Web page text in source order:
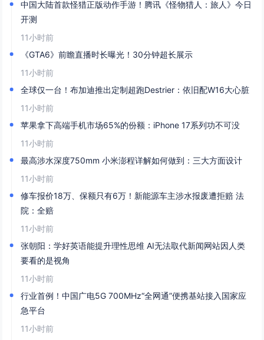
中国大陆首款怪猎正版动作手游！腾讯《怪物猎人：旅人》今日
开测
11小时前
《GTA6》前瞻直播时长曝光！30分钟超长展示
11小时前
全球仅一台！布加迪推出定制超跑Destrier：依旧配W16大心脏
11小时前
苹果拿下高端手机市场65%的份额：iPhone 17系列功不可没
11小时前
最高涉水深度750mm 小米澎程详解如何做到：三大方面设计
11小时前
修车报价18万、保额只有6万！新能源车主涉水报废遭拒赔 法
院：全赔
11小时前
张朝阳：学好英语能提升理性思维 AI无法取代新闻网站因人类
要看的是视角
11小时前
行业首例！中国广电5G 700MHz“全网通”便携基站接入国家应
急平台
11小时前